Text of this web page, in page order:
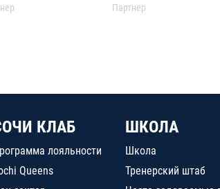
Партнер
КЛАБ
лояльности
Queens
ШКОЛА
Школа
Тренерский штаб